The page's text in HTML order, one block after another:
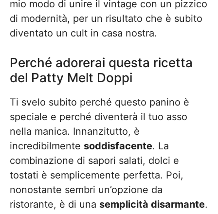
mio modo di unire il vintage con un pizzico
di modernità, per un risultato che è subito
diventato un cult in casa nostra.
Perché adorerai questa ricetta
del Patty Melt Doppi
Ti svelo subito perché questo panino è
speciale e perché diventerà il tuo asso
nella manica. Innanzitutto, è
incredibilmente soddisfacente. La
combinazione di sapori salati, dolci e
tostati è semplicemente perfetta. Poi,
nonostante sembri un’opzione da
ristorante, è di una semplicità disarmante.